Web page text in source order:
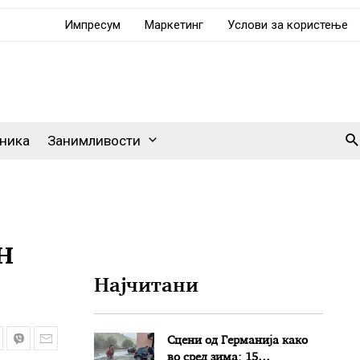
Импресум Маркетинг Услови за користење
Занимливости
Најчитани
Сцени од Германија како
во сред зима: 15